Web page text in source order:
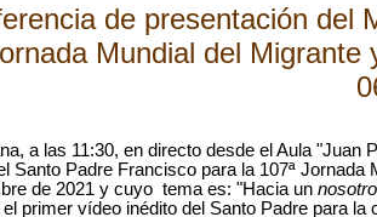
de presentación del
Mundial del
a las 11:30, en directo desde el Aula "Juan
Santo Padre Francisco para la 107ª
de 2021 y cuyo tema es: "Hacia un
primer vídeo inédito del Santo Padre para